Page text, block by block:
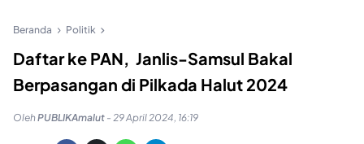
Beranda Politik
Daftar ke PAN, Janlis-Samsul Bakal
Berpasangan di Pilkada Halut 2024
OlehPUBLIKAmalut - 29 April 2024, 16:19